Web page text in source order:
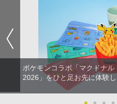
劇場版「
窩座再来
￥3,523
ホリ ワ
SX-134]
￥7,580
【特典】
witch2版(
タートダ
シティー
ジャパン
￥5,591
RIDE 6
￥5,901
PS Vita
イドパッ
互換 黒 ブ
イドパッ
￥750
team
フィルム
【中古】
限定版
c/EYXA-
￥272
猫物語 黒
【Blu-ray
ポケモンコラボ「マクドナ
2026」をひと足お先に体験